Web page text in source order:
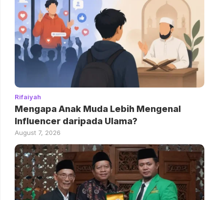
Rifaiyah
Mengapa Anak Muda Lebih Mengenal
Influencer daripada Ulama?
August 7, 2026